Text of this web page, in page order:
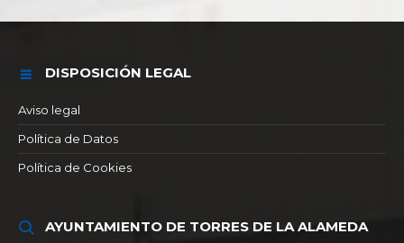
DISPOSICIÓN LEGAL
Aviso legal
Política de Datos
Política de Cookies
AYUNTAMIENTO DE TORRES DE LA ALAMEDA